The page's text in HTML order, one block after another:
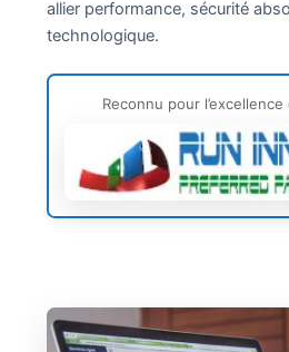
allier performance, sécurité
technologique.
Reconnu pour